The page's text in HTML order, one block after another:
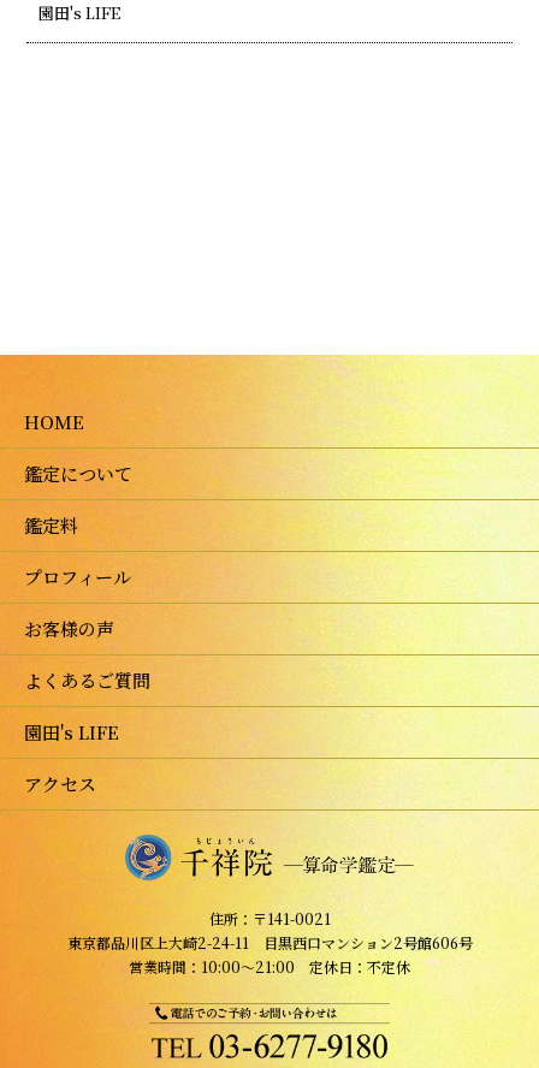
園田's LIFE
HOME
鑑定について
鑑定料
プロフィール
お客様の声
よくあるご質問
園田's LIFE
アクセス
住所：〒141-0021
東京都品川区上大崎2-24-11 目黒西口マンション2号館606号
営業時間：10:00～21:00 定休日：不定休